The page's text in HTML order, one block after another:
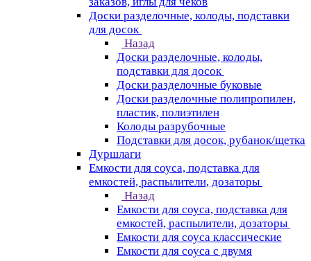
Доски разделочные, колоды, подставки
для досок
Назад
Доски разделочные, колоды,
подставки для досок
Доски разделочные буковые
Доски разделочные полипропилен,
пластик, полиэтилен
Колоды разрубочные
Подставки для досок, рубанок/щетка
Дуршлаги
Емкости для соуса, подставка для
емкостей, распылители, дозаторы
Назад
Емкости для соуса, подставка для
емкостей, распылители, дозаторы
Емкости для соуса классические
Емкости для соуса с двумя